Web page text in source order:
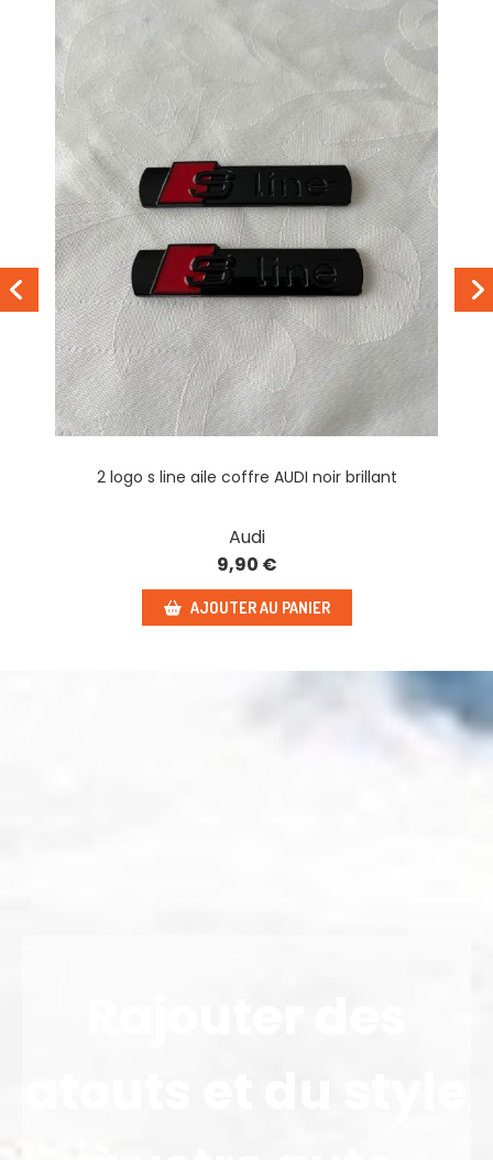
2 logo s line aile coffre AUDI noir brillant
Audi
9,90 €
AJOUTER AU PANIER